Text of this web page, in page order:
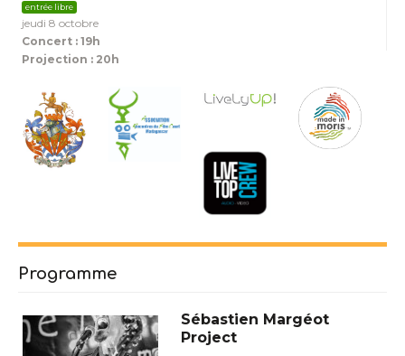
entrée libre
jeudi 8 octobre
Concert : 19h
Projection : 20h
Programme
Sébastien Margéot
Project